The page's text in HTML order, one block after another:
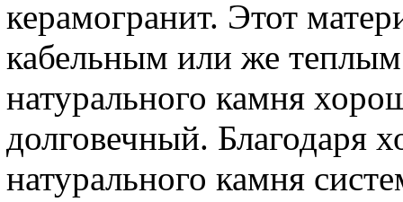
керамогранит. Этот
кабельным или же
натурального камня
долговечный. Благодаря
натурального камня